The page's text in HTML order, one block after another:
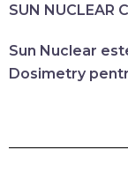
SUN NUCLEAR
Sun Nuclear
Dosimetry